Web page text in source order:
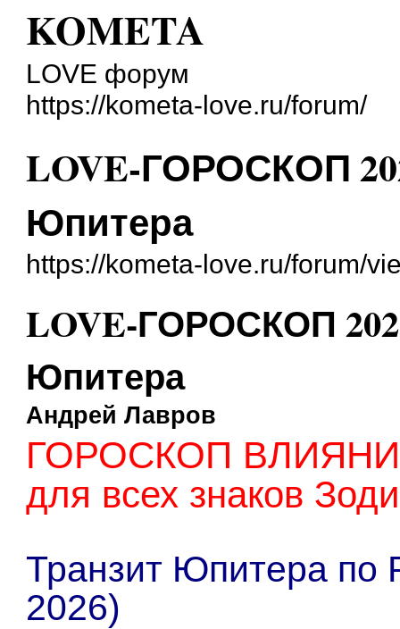
KOMETA
LOVE форум
https://kometa-love.ru/forum/
LOVE-ГОРОСКОП
Юпитера
https://kometa-love.ru/forum/
LOVE-ГОРОСКОП
Юпитера
Андрей Лавров
ГОРОСКОП
для всех знаков
Транзит Юпитера по
2026)